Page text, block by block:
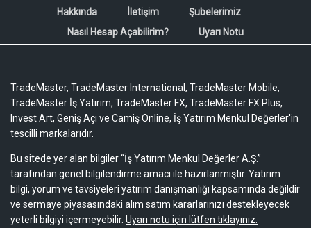
Hakkında İletişim
Şubelerimiz
Nasıl Hesap Açabilirim?
Uyarı Notu
TradeMaster, TradeMaster International, TradeMaster Mobile,
TradeMaster İş Yatırım, TradeMaster FX, TradeMaster FX Plus,
Invest Art, Geniş Açı ve Camiş Online, İş Yatırım Menkul Değerler'in
tescilli markalarıdır.
Bu sitede yer alan bilgiler “İş Yatırım Menkul Değerler A.Ş.”
tarafından genel bilgilendirme amacı ile hazırlanmıştır. Yatırım
bilgi, yorum ve tavsiyeleri yatırım danışmanlığı kapsamında değildir
ve sermaye piyasasındaki alım satım kararlarınızı destekleyecek
yeterli bilgiyi içermeyebilir. Uyarı notu için lütfen tıklayınız.